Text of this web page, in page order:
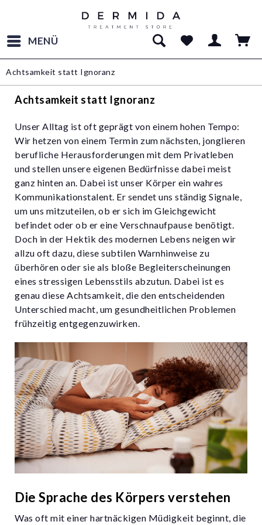
MENÜ
Achtsamkeit statt Ignoranz
Achtsamkeit statt Ignoranz
Unser Alltag ist oft geprägt von einem hohen Tempo:
Wir hetzen von einem Termin zum nächsten, jonglieren
berufliche Herausforderungen mit dem Privatleben
und stellen unsere eigenen Bedürfnisse dabei meist
ganz hinten an. Dabei ist unser Körper ein wahres
Kommunikationstalent. Er sendet uns ständig Signale,
um uns mitzuteilen, ob er sich im Gleichgewicht
befindet oder ob er eine Verschnaufpause benötigt.
Doch in der Hektik des modernen Lebens neigen wir
allzu oft dazu, diese subtilen Warnhinweise zu
überhören oder sie als bloße Begleiterscheinungen
eines stressigen Lebensstils abzutun. Dabei ist es
genau diese Achtsamkeit, die den entscheidenden
Unterschied macht, um gesundheitlichen Problemen
frühzeitig entgegenzuwirken.
Die Sprache des Körpers verstehen
Was oft mit einer hartnäckigen Müdigkeit beginnt, die